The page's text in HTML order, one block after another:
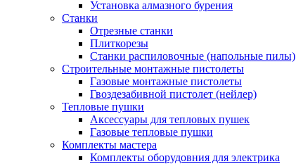
Установка алмазного бурения
Станки
Отрезные станки
Плиткорезы
Станки распиловочные (напольные пилы)
Строительные монтажные пистолеты
Газовые монтажные пистолеты
Гвоздезабивной пистолет (нейлер)
Тепловые пушки
Аксессуары для тепловых пушек
Газовые тепловые пушки
Комплекты мастера
Комплекты оборудовния для электрика